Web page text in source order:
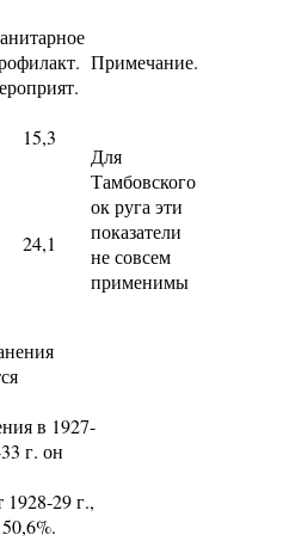
Примечание.
15,3
Для
Тамбовского
ок руга эти
показатели
не совсем
применимы
24,1
в 1927-
г. он
29 г.,